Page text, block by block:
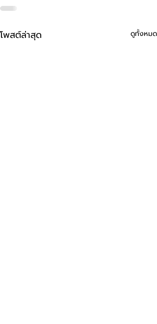
โพสต์ล่าสุด ดูทั้งหมด